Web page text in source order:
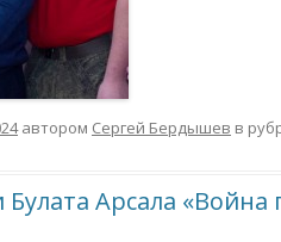
автором Сергей Бердышев в
Арсала